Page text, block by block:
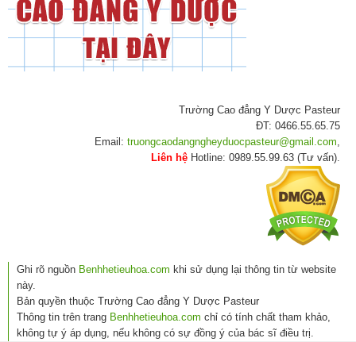
Trường Cao đẳng Y Dược Pasteur
ĐT: 0466.55.65.75
Email: truongcaodangngheyduocpasteur@gmail.com
Liên hệ Hotline: 0989.55.99.63 (Tư vấn).
Ghi rõ nguồn Benhhetieuhoa.com khi sử dụng lại thông tin từ website
này.
Bản quyền thuộc Trường Cao đẳng Y Dược Pasteur
Thông tin trên trang Benhhetieuhoa.com chỉ có tính chất tham khảo,
không tự ý áp dụng, nếu không có sự đồng ý của bác sĩ điều trị.